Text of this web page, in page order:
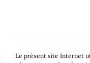
Le présent site Internet